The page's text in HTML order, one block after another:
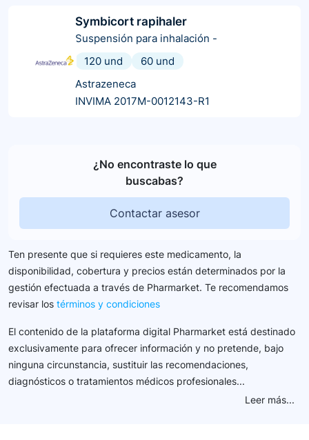
Symbicort rapihaler
Suspensión para inhalación -
120 und
60 und
Astrazeneca
INVIMA 2017M-0012143-R1
¿No encontraste lo que
buscabas?
Contactar asesor
Ten presente que si requieres este medicamento, la
disponibilidad, cobertura y precios están determinados por la
gestión efectuada a través de Pharmarket. Te recomendamos
revisar los términos y condiciones
El contenido de la plataforma digital Pharmarket está destinado
exclusivamente para ofrecer información y no pretende, bajo
ninguna circunstancia, sustituir las recomendaciones,
diagnósticos o tratamientos médicos profesionales...
Leer más...